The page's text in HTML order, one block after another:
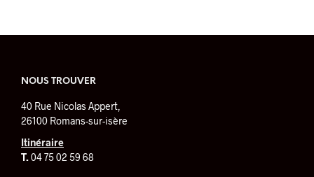
variations.
NOUS TROUVER
40 Rue Nicolas Appert,
26100 Romans-sur-isère
Itinéraire
T.04 75 02 59 68